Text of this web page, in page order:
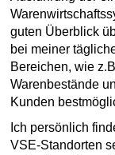
guten Überblick
bei meiner
Bereichen, wie
Warenbestände
Kunden
Ich persönlich
VSE-Standorten